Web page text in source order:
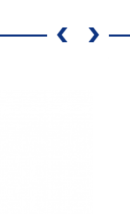
prev next